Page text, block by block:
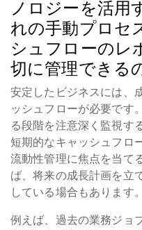
ノロジーを活用
れの手動プロセ
シュフローのレ
切に管理できる
安定したビジネスには、
ッシュフローが必要です
る段階を注意深く監視す
短期的なキャッシュフロ
流動性管理に焦点を当て
ば、将来の成長計画を立
している場合もあります。
例えば、過去の業務ジョ